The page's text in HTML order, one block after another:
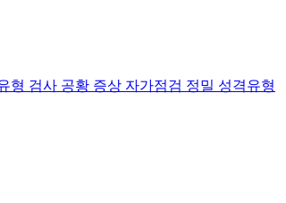
형 검사 공황 증상 자가점검 정밀 성격유형